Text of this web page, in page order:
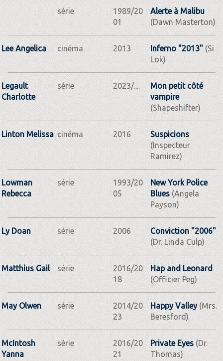
série
1989/20
01
Alerte à Malibu
(Dawn Masterton)
Lee Angelica cinéma 2013 Inferno "2013"(Si
Lok)
Legault
Charlotte
série 2023/....
Mon petit côté
vampire
(Shapeshifter)
Linton Melissa cinéma 2016
Suspicions
(Inspecteur
Ramirez)
Lowman
Rebecca
série
1993/20
05
New York Police
Blues(Angela
Payson)
Ly Doan série 2006
Conviction "2006"
(Dr. Linda Culp)
Matthius Gail série
2016/20
18
Hap and Leonard
(Officier Peg)
May Olwen série
2014/20
23
Happy Valley(Mrs.
Beresford)
McIntosh
Yanna
série
2016/20
21
Private Eyes(Dr.
Thomas)